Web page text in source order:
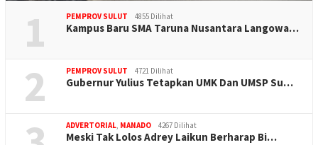
1 PEMPROV SULUT 4855 Dilihat
Kampus Baru SMA Taruna Nusantara Langowa…
2 PEMPROV SULUT 4721 Dilihat
Gubernur Yulius Tetapkan UMK Dan UMSP Su…
ADVERTORIAL, MANADO 4267 Dilihat
Meski Tak Lolos Adrey Laikun Berharap Bi…